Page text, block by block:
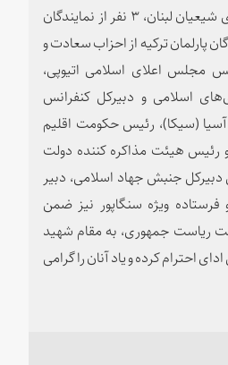
نائب رئیس مجلس اعلای شیعیان لبنان، ۳ نفر از نمایندگان
پارلمان ترکیه از احزاب سعادت و
مجلس اعلای اسلامی اتیوپی،
اسلامی و دبیرکل کنفرانس
(سیکا)، رئیس حکومت اقلیم
رئیس هیئت مذاکره کننده دولت
جنبش جهاد اسلامی، دبیر
ویژه سنگاپور نیز ضمن
جمهوری، به مقام شهید
احترام کرده و یاد آنان را گرامی